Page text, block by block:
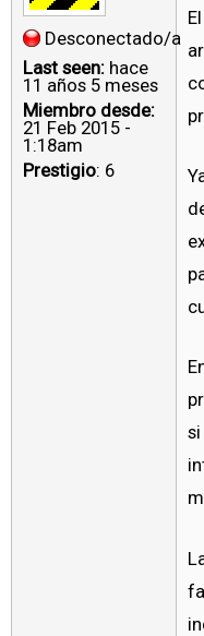
Desconectado/a
Last seen: hace
11 años 5 meses
Miembro desde:
21 Feb 2015 -
1:18am
Prestigio: 6